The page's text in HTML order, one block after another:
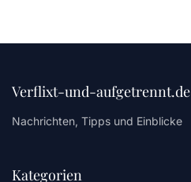
Verflixt-und-aufgetrennt.de
Nachrichten, Tipps und Einblicke
Kategorien